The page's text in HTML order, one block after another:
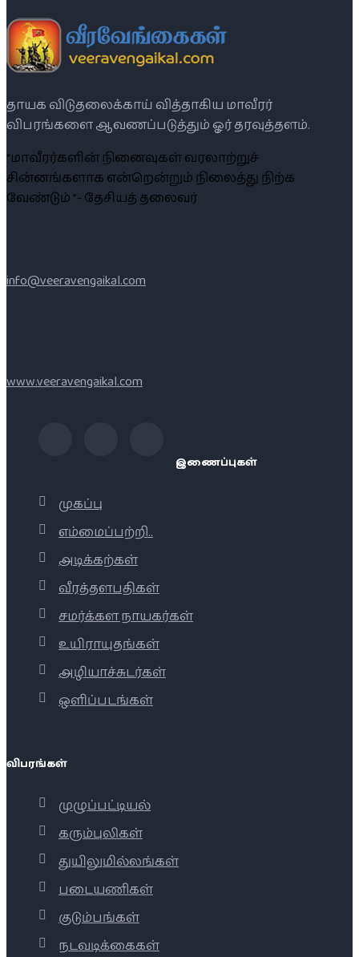
தாயக விடுதலைக்காய் வித்தாகிய மாவீரர்
விபரங்களை ஆவணப்படுத்தும் ஓர் தரவுத்தளம்.
“மாவீரர்களின் நினைவுகள் வரலாற்றுச்
சின்னங்களாக என்றென்றும் நிலைத்து நிற்க
வேண்டும் ”- தேசியத் தலைவர்
info@veeravengaikal.com
www.veeravengaikal.com
இணைப்புகள்
முகப்பு
எம்மைப்பற்றி..
அடிக்கற்கள்
வீரத்தளபதிகள்
சமர்க்கள நாயகர்கள்
உயிராயுதங்கள்
அழியாச்சுடர்கள்
ஒளிப்படங்கள்
விபரங்கள்
முழுப்பட்டியல்
கரும்புலிகள்
துயிலுமில்லங்கள்
படையணிகள்
குடும்பங்கள்
நடவடிக்கைகள்